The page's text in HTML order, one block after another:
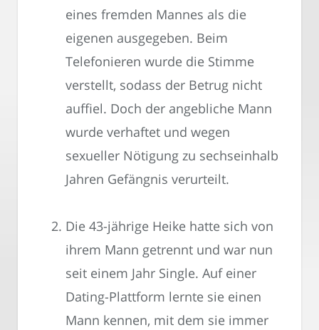
eines fremden Mannes als die
eigenen ausgegeben. Beim
Telefonieren wurde die Stimme
verstellt, sodass der Betrug nicht
auffiel. Doch der angebliche Mann
wurde verhaftet und wegen
sexueller Nötigung zu sechseinhalb
Jahren Gefängnis verurteilt.
Die 43-jährige Heike hatte sich von
ihrem Mann getrennt und war nun
seit einem Jahr Single. Auf einer
Dating-Plattform lernte sie einen
Mann kennen, mit dem sie immer